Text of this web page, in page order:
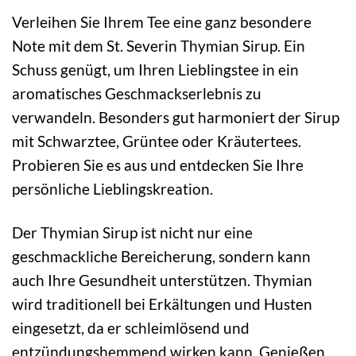
Verleihen Sie Ihrem Tee eine ganz besondere
Note mit dem St. Severin Thymian Sirup. Ein
Schuss genügt, um Ihren Lieblingstee in ein
aromatisches Geschmackserlebnis zu
verwandeln. Besonders gut harmoniert der Sirup
mit Schwarztee, Grüntee oder Kräutertees.
Probieren Sie es aus und entdecken Sie Ihre
persönliche Lieblingskreation.
Der Thymian Sirup ist nicht nur eine
geschmackliche Bereicherung, sondern kann
auch Ihre Gesundheit unterstützen. Thymian
wird traditionell bei Erkältungen und Husten
eingesetzt, da er schleimlösend und
entzündungshemmend wirken kann. Genießen